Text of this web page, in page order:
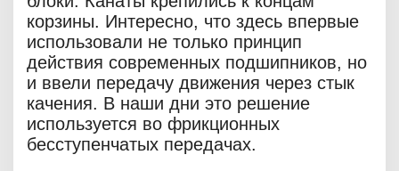
корзины. Интересно, что здесь впервые
использовали не только принцип
действия современных подшипников, но
и ввели передачу движения через стык
качения. В наши дни это решение
используется во фрикционных
бесступенчатых передачах.